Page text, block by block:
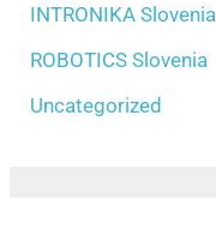
INTRONIKA Slovenia
ROBOTICS Slovenia
Uncategorized